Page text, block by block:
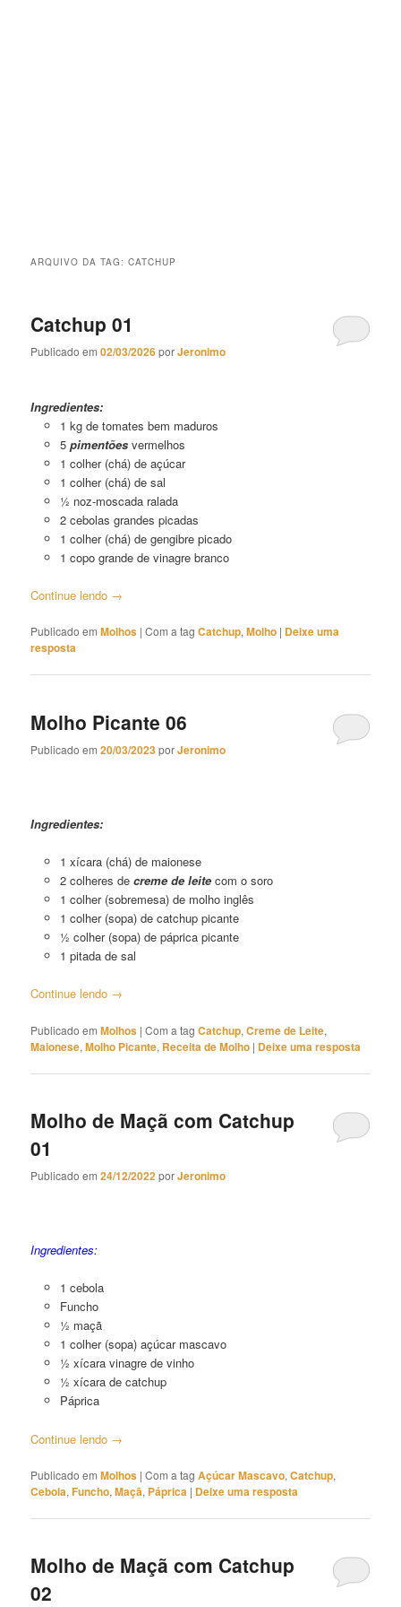
ARQUIVO DA TAG:CATCHUP
Catchup 01
Publicado em02/03/2026porJeronimo
Ingredientes:
1 kg de tomates bem maduros
5 pimentões vermelhos
1 colher (chá) de açúcar
1 colher (chá) de sal
½ noz-moscada ralada
2 cebolas grandes picadas
1 colher (chá) de gengibre picado
1 copo grande de vinagre branco
Continue lendo →
Publicado em Molhos |Com a tagCatchup,Molho | Deixe uma
resposta
Molho Picante 06
Publicado em20/03/2023porJeronimo
Ingredientes:
1 xícara (chá) de maionese
2 colheres de creme de leitecom o soro
1 colher (sobremesa) de molho inglês
1 colher (sopa) de catchup picante
½ colher (sopa) de páprica picante
1 pitada de sal
Continue lendo →
Publicado em Molhos |Com a tagCatchup,Creme de Leite,
Maionese,Molho Picante, Receita de Molho | Deixe uma resposta
Molho de Maçã com Catchup
01
Publicado em24/12/2022porJeronimo
Ingredientes:
1 cebola
Funcho
½ maçã
1 colher (sopa) açúcar mascavo
½ xícara vinagre de vinho
½ xícara de catchup
Páprica
Continue lendo →
Publicado em Molhos |Com a tagAçúcar Mascavo,Catchup,
Cebola,Funcho,Maçã, Páprica | Deixe uma resposta
Molho de Maçã com Catchup
02